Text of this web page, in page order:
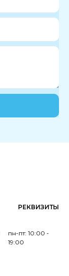
РЕКВИЗИТЫ
пн-пт: 10:00 -
19:00